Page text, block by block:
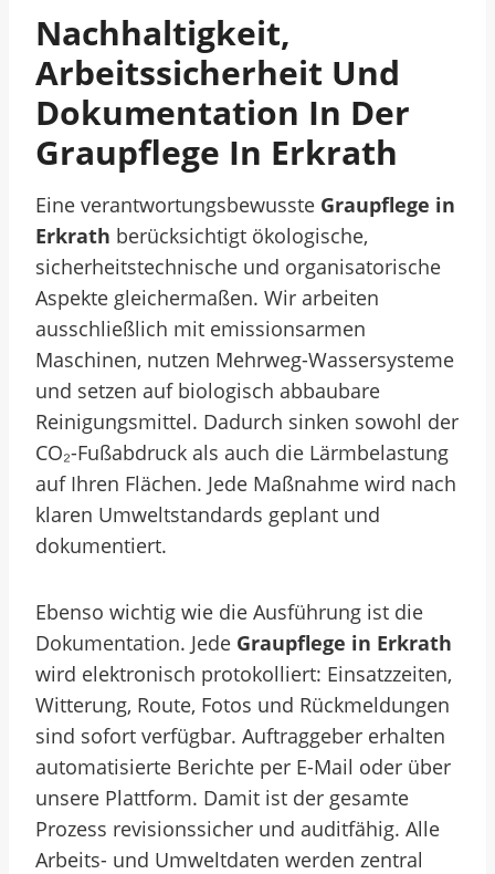
Nachhaltigkeit,
Arbeitssicherheit Und
Dokumentation In Der
Graupflege In Erkrath
Eine verantwortungsbewusste Graupflege in
Erkrath berücksichtigt ökologische,
sicherheitstechnische und organisatorische
Aspekte gleichermaßen. Wir arbeiten
ausschließlich mit emissionsarmen
Maschinen, nutzen Mehrweg-Wassersysteme
und setzen auf biologisch abbaubare
Reinigungsmittel. Dadurch sinken sowohl der
CO₂-Fußabdruck als auch die Lärmbelastung
auf Ihren Flächen. Jede Maßnahme wird nach
klaren Umweltstandards geplant und
dokumentiert.
Ebenso wichtig wie die Ausführung ist die
Dokumentation. Jede Graupflege in Erkrath
wird elektronisch protokolliert: Einsatzzeiten,
Witterung, Route, Fotos und Rückmeldungen
sind sofort verfügbar. Auftraggeber erhalten
automatisierte Berichte per E-Mail oder über
unsere Plattform. Damit ist der gesamte
Prozess revisionssicher und auditfähig. Alle
Arbeits- und Umweltdaten werden zentral